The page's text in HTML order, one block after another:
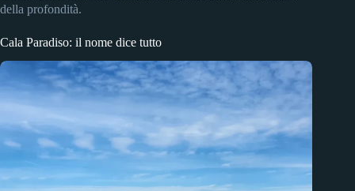
della profondità.
Cala Paradiso: il nome dice tutto